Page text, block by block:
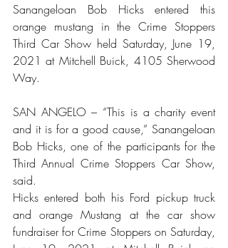
Sanangeloan Bob Hicks entered this
orange mustang in the Crime Stoppers
Third Car Show held Saturday, June 19,
2021 at Mitchell Buick, 4105 Sherwood
Way.
SAN ANGELO – “This is a charity event
and it is for a good cause,” Sanangeloan
Bob Hicks, one of the participants for the
Third Annual Crime Stoppers Car Show,
said.
Hicks entered both his Ford pickup truck
and orange Mustang at the car show
fundraiser for Crime Stoppers on Saturday,